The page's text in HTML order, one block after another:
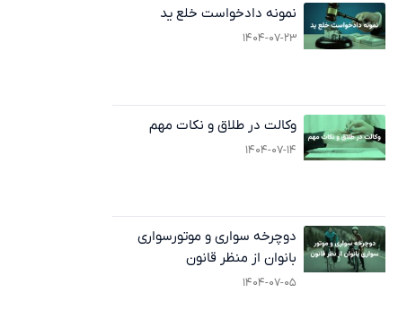
نمونه دادخواست خلع ید
۱۴۰۴-۰۷-۲۳
وکالت در طلاق و نکات مهم
۱۴۰۴-۰۷-۱۴
دوچرخه‌ سواری و موتورسواری
بانوان از منظر قانون
۱۴۰۴-۰۷-۰۵